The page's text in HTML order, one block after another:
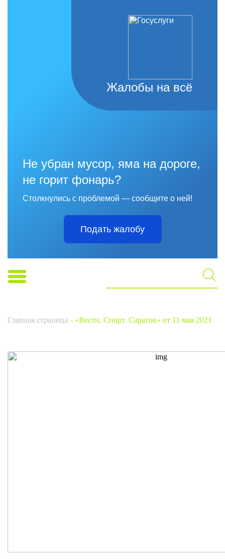
Жалобы на всё
Не убран мусор, яма на дороге,
не горит фонарь?
Столкнулись с проблемой — сообщите о ней!
Подать жалобу
Главная страница - «Вести. Спорт. Саратов» от 11 мая 2021